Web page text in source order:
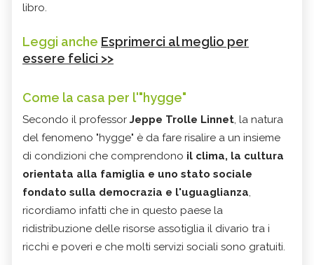
libro.
Leggi anche Esprimerci al meglio per
essere felici >>
Come la casa per l'"hygge"
Secondo il professor Jeppe Trolle Linnet, la natura
del fenomeno "hygge" è da fare risalire a un insieme
di condizioni che comprendono il clima, la cultura
orientata alla famiglia e uno stato sociale
fondato sulla democrazia e l'uguaglianza,
ricordiamo infatti che in questo paese la
ridistribuzione delle risorse assotiglia il divario tra i
ricchi e poveri e che molti servizi sociali sono gratuiti.